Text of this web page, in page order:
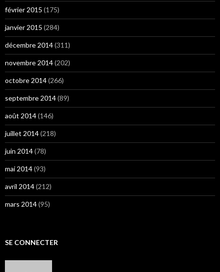
février 2015 (175)
janvier 2015 (284)
décembre 2014(311)
novembre 2014(202)
octobre 2014(266)
septembre 2014(89)
août 2014(146)
juillet 2014(218)
juin 2014(78)
mai 2014(93)
avril 2014(212)
mars 2014(95)
SE CONNECTER